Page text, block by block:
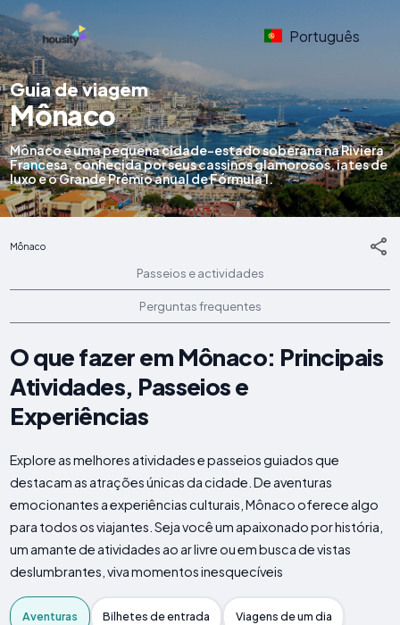
Português
Guia de viagem
Mônaco
Mônaco é uma pequena cidade-estado soberana na Riviera
Francesa, conhecida por seus cassinos glamorosos, iates de
luxo e o Grande Prêmio anual de Fórmula 1.
Mônaco
Passeios e actividades
Perguntas frequentes
O que fazer em Mônaco: Principais
Atividades, Passeios e
Experiências
Explore as melhores atividades e passeios guiados que
destacam as atrações únicas da cidade. De aventuras
emocionantes a experiências culturais, Mônaco oferece algo
para todos os viajantes. Seja você um apaixonado por história,
um amante de atividades ao ar livre ou em busca de vistas
deslumbrantes, viva momentos inesquecíveis
Aventuras Bilhetes de entrada Viagens de um dia